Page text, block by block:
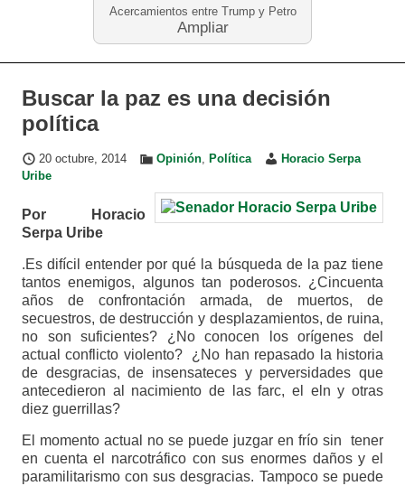
Acercamientos entre Trump y Petro
Ampliar
Buscar la paz es una decisión
política
20 octubre, 2014 Opinión, Política
Horacio Serpa
Uribe
Por Horacio
Serpa Uribe
.Es difícil entender por qué la búsqueda de la paz tiene
tantos enemigos, algunos tan poderosos. ¿Cincuenta
años de confrontación armada, de muertos, de
secuestros, de destrucción y desplazamientos, de ruina,
no son suficientes? ¿No conocen los orígenes del
actual conflicto violento? ¿No han repasado la historia
de desgracias, de insensateces y perversidades que
antecedieron al nacimiento de las farc, el eln y otras
diez guerrillas?
El momento actual no se puede juzgar en frío sin tener
en cuenta el narcotráfico con sus enormes daños y el
paramilitarismo con sus desgracias. Tampoco se puede